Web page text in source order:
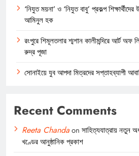
‘নিযুত ময়না’ ও ‘নিযুত বাবু’ প্রকল্প
আমিনুল হক
রংপুরে শিমূলতলার শ্মশান কালীমন্দিরে আর্ট অফ
রুদ্র পূজা
সোনাইয়ে যুব আপদা মিত্রদের সপ্তাহব্যাপী
Recent Comments
Reeta Chandaon সাহিত্যযাত্রায় নতুন
খণ্ডের আনুষ্ঠানিক প্রকাশ